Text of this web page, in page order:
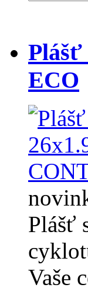
Plášť
ECO
Plášť
Vaše